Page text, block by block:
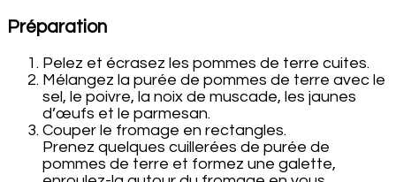
Préparation
Pelez et écrasez les pommes de terre cuites.
Mélangez la purée de pommes de terre avec le
sel, le poivre, la noix de muscade, les jaunes
d’œufs et le parmesan.
Couper le fromage en rectangles.
Prenez quelques cuillerées de purée de
pommes de terre et formez une galette,